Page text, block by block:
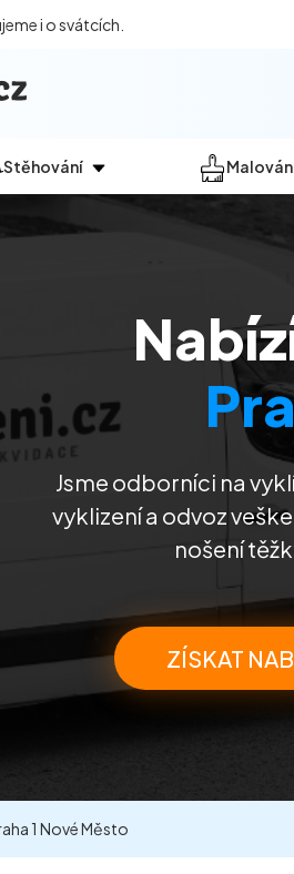
i o svátcích.
Stěhování
Jsme odborníci na
vyklizení a odvoz
nošení
ZÍSKAT
1 Nové Město